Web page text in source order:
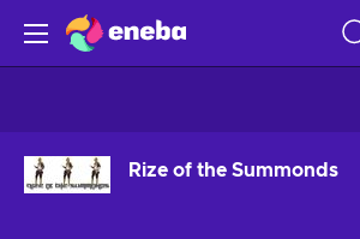
Rize of the Summonds